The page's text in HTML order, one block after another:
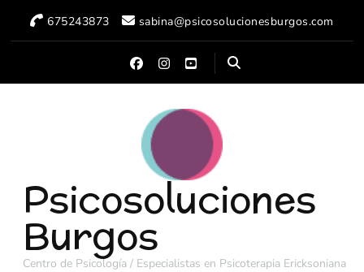
675243873 sabina@psicosolucionesburgos.com
Psicosoluciones
Burgos
Centro de Psicología / Especialistas en Psicoterapia Ericksoniana